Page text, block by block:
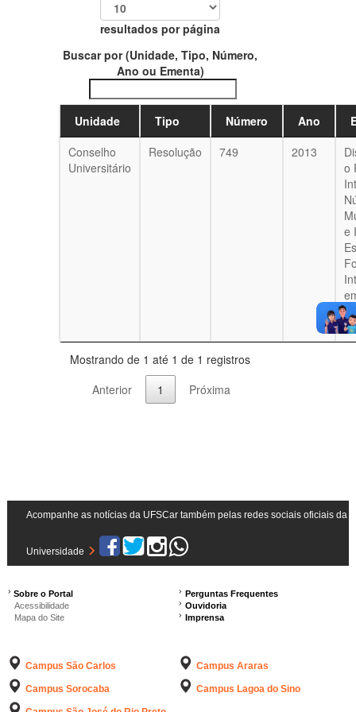
resultados por página
Buscar por (Unidade, Tipo, Número,
Ano ou Ementa)
Unidade Tipo Número Ano
Conselho
Universitário
Resolução 749 2013
o
e
Mostrando de 1 até 1 de 1 registros
Anterior
1 Próxima
Acompanhe as notícias da UFSCar também pelas redes sociais oficiais da
Universidade
Sobre o Portal
Acessibilidade
Mapa do Site
Perguntas Frequentes
Ouvidoria
Imprensa
Campus São Carlos Campus Araras
Campus Sorocaba Campus Lagoa do Sino